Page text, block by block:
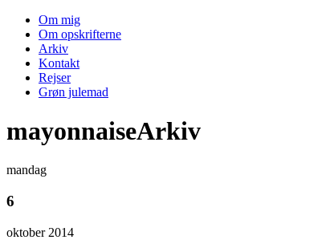
Om mig
Om opskrifterne
Arkiv
Kontakt
Rejser
Grøn julemad
mayonnaiseArkiv
mandag
6
oktober 2014